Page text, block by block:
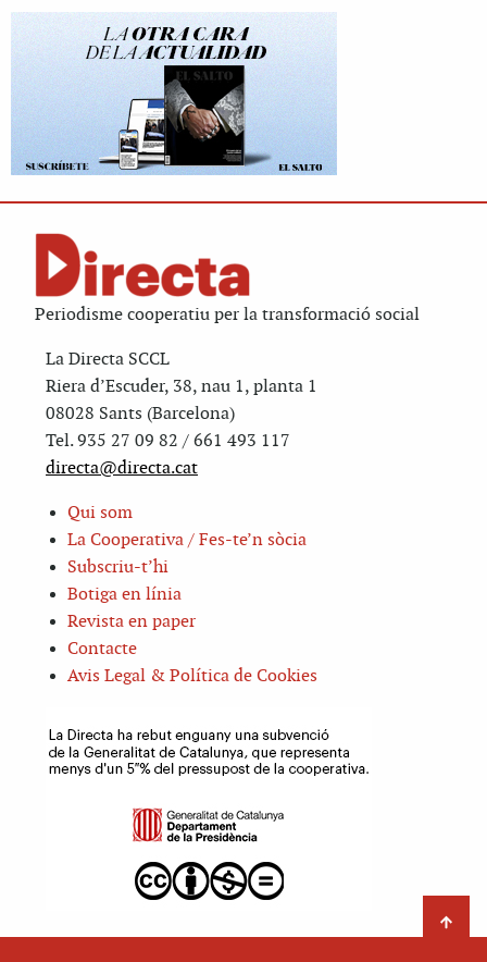
Periodisme cooperatiu per la transformació social
La Directa SCCL
Riera d’Escuder, 38, nau 1, planta 1
08028 Sants (Barcelona)
Tel. 935 27 09 82 / 661 493 117
directa@directa.cat
Qui som
La Cooperativa / Fes-te’n sòcia
Subscriu-t’hi
Botiga en línia
Revista en paper
Contacte
Avis Legal & Política de Cookies